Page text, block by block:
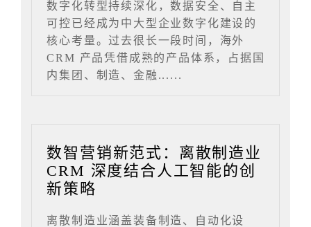
数字化转型持续深化，数据安全、自主
可控已经成为中大型企业数字化建设的
核心考量。过去很长一段时间，海外
CRM 产品凭借成熟的产品体系，占据国
内集团、制造、金融......
数智营销新范式：离散制造业
CRM 深度结合人工智能的创
新策略
离散制造业涵盖装备制造、自动化设